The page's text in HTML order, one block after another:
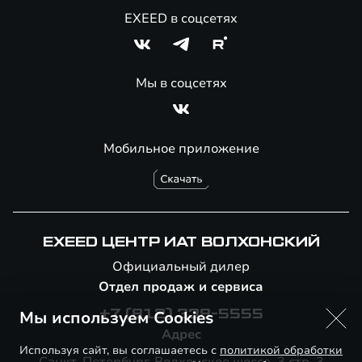
Мобильное приложение
EXEED в соцсетях
Мы в соцсетях
EXEED ЦЕНТР ИАТ ВОЛХОНСКИЙ
Официальный дилер
Отдел продаж и сервиса
+7 (812) 338-5555
Адрес
Мы используем Cookies
Используя сайт, вы соглашаетесь с политикой обработки